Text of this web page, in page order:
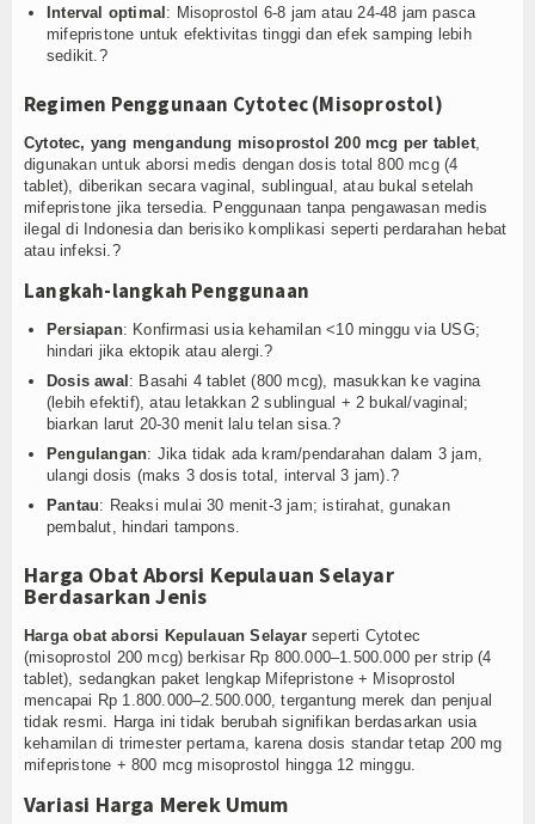
Interval optimal : Misoprostol 6-8 jam atau 24-48 jam pasca
mifepristone untuk efektivitas tinggi dan efek samping lebih
sedikit.?
Regimen Penggunaan Cytotec (Misoprostol)
Cytotec, yang mengandung misoprostol 200 mcg per tablet,
digunakan untuk aborsi medis dengan dosis total 800 mcg (4
tablet), diberikan secara vaginal, sublingual, atau bukal setelah
mifepristone jika tersedia. Penggunaan tanpa pengawasan medis
ilegal di Indonesia dan berisiko komplikasi seperti perdarahan hebat
atau infeksi.?
Langkah-langkah Penggunaan
Persiapan: Konfirmasi usia kehamilan <10 minggu via USG;
hindari jika ektopik atau alergi.?
Dosis awal : Basahi 4 tablet (800 mcg), masukkan ke vagina
(lebih efektif), atau letakkan 2 sublingual + 2 bukal/vaginal;
biarkan larut 20-30 menit lalu telan sisa.?
Pengulangan: Jika tidak ada kram/pendarahan dalam 3 jam,
ulangi dosis (maks 3 dosis total, interval 3 jam).?
Pantau: Reaksi mulai 30 menit-3 jam; istirahat, gunakan
pembalut, hindari tampons.
Harga Obat Aborsi Kepulauan Selayar
Berdasarkan Jenis
Harga obat aborsi Kepulauan Selayarseperti Cytotec
(misoprostol 200 mcg) berkisar Rp 800.000–1.500.000 per strip (4
tablet), sedangkan paket lengkap Mifepristone + Misoprostol
mencapai Rp 1.800.000–2.500.000, tergantung merek dan penjual
tidak resmi. Harga ini tidak berubah signifikan berdasarkan usia
kehamilan di trimester pertama, karena dosis standar tetap 200 mg
mifepristone + 800 mcg misoprostol hingga 12 minggu.
Variasi Harga Merek Umum